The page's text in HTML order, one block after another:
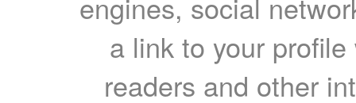
a link to your
readers and other